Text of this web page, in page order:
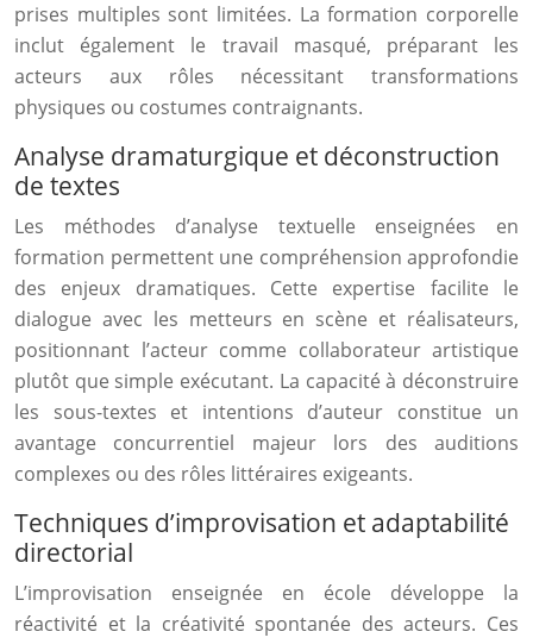
prises multiples sont limitées. La formation corporelle
inclut également le travail masqué, préparant les
acteurs aux rôles nécessitant transformations
physiques ou costumes contraignants.
Analyse dramaturgique et déconstruction
de textes
Les méthodes d’analyse textuelle enseignées en
formation permettent une compréhension approfondie
des enjeux dramatiques. Cette expertise facilite le
dialogue avec les metteurs en scène et réalisateurs,
positionnant l’acteur comme collaborateur artistique
plutôt que simple exécutant. La capacité à déconstruire
les sous-textes et intentions d’auteur constitue un
avantage concurrentiel majeur lors des auditions
complexes ou des rôles littéraires exigeants.
Techniques d’improvisation et adaptabilité
directorial
L’improvisation enseignée en école développe la
réactivité et la créativité spontanée des acteurs. Ces